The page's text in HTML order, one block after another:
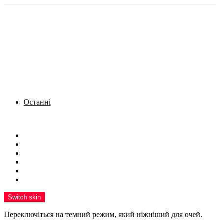
Останні
Switch skin
Переключіться на темний режим, який ніжніший для очей.